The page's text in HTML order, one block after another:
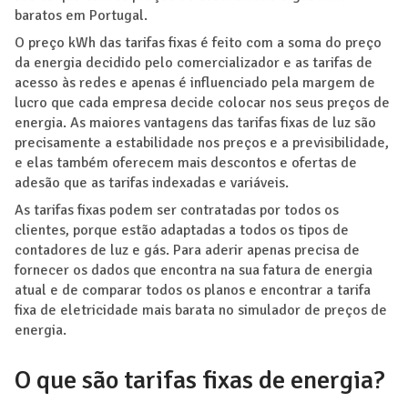
baratos em Portugal.
O preço kWh das tarifas fixas é feito com a soma do preço
da energia decidido pelo comercializador e as tarifas de
acesso às redes e apenas é influenciado pela margem de
lucro que cada empresa decide colocar nos seus preços de
energia. As maiores vantagens das tarifas fixas de luz são
precisamente a estabilidade nos preços e a previsibilidade,
e elas também oferecem mais descontos e ofertas de
adesão que as tarifas indexadas e variáveis.
As tarifas fixas podem ser contratadas por todos os
clientes, porque estão adaptadas a todos os tipos de
contadores de luz e gás. Para aderir apenas precisa de
fornecer os dados que encontra na sua fatura de energia
atual e de comparar todos os planos e encontrar a tarifa
fixa de eletricidade mais barata no simulador de preços de
energia.
O que são tarifas fixas de energia?